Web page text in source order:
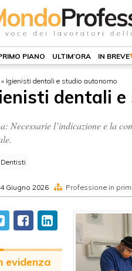
PIANO ULTIM’ORA IN BREVE
» Igienisti dentali e studio autonomo
dentali
Necessarie l’indicazione e la
Dentisti
Giugno 2026 Professione in
evidenza